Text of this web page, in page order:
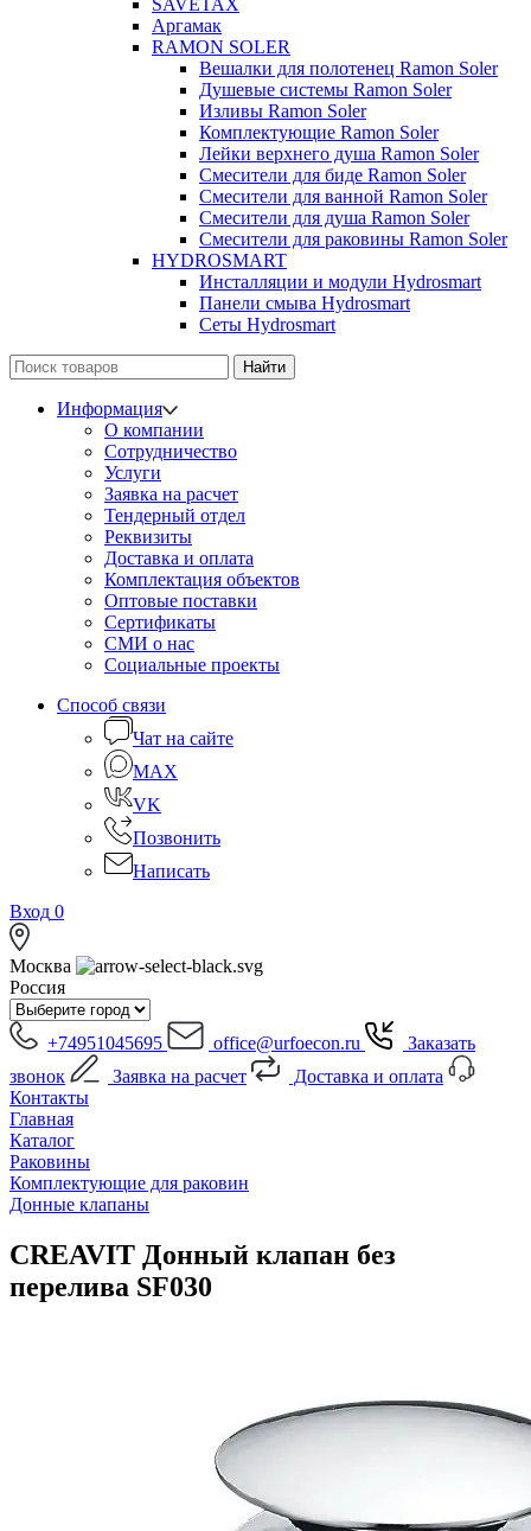
SAVETAX
Аргамак
RAMON SOLER
Вешалки для полотенец Ramon Soler
Душевые системы Ramon Soler
Изливы Ramon Soler
Комплектующие Ramon Soler
Лейки верхнего душа Ramon Soler
Смесители для биде Ramon Soler
Смесители для ванной Ramon Soler
Смесители для душа Ramon Soler
Смесители для раковины Ramon Soler
HYDROSMART
Инсталляции и модули Hydrosmart
Панели смыва Hydrosmart
Сеты Hydrosmart
Найти
Информация
О компании
Сотрудничество
Услуги
Заявка на расчет
Тендерный отдел
Реквизиты
Доставка и оплата
Комплектация объектов
Оптовые поставки
Сертификаты
СМИ о нас
Социальные проекты
Способ связи
Чат на сайте
MAX
VK
Позвонить
Написать
Вход 0
Москва
Россия
+74951045695 office@urfoecon.ru
Заказать
звонок
Заявка на расчет
Доставка и оплата
Контакты
Главная
Каталог
Раковины
Комплектующие для раковин
Донные клапаны
CREAVIT Донный клапан без
перелива SF030